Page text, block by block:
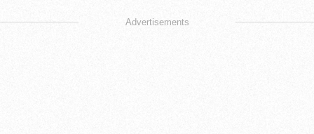
Advertisements